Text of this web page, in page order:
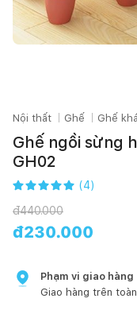
Nội thất Ghế Ghế
Ghế ngồi sừng
GH02
(4)
đ440.000
đ230.000
Phạm vi giao hàng
Giao hàng trên